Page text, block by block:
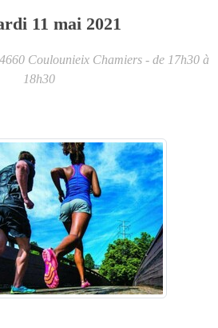
11 mai 2021
Coulounieix Chamiers - de 17h30 à
18h30